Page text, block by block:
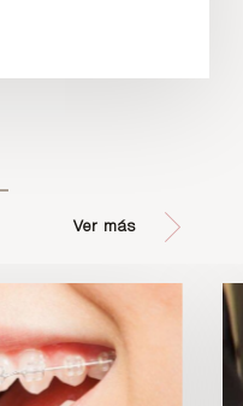
Ver más